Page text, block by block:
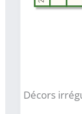
Décors